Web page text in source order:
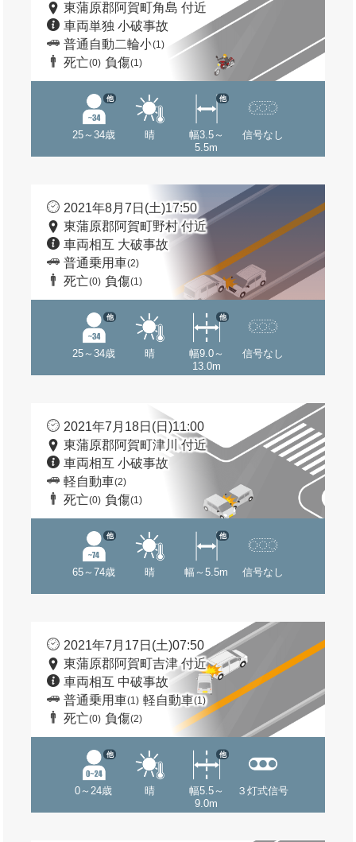
東蒲原郡阿賀町角島 付近
車両単独 小破事故
普通自動二輪小(1)
死亡(0) 負傷(1)
25～34歳
他
晴
幅3.5～
5.5m
他
信号なし
2021年8月7日(土)17:50
東蒲原郡阿賀町野村 付近
車両相互 大破事故
普通乗用車(2)
死亡(0) 負傷(1)
25～34歳
他
晴
幅9.0～
13.0m
他
信号なし
2021年7月18日(日)11:00
東蒲原郡阿賀町津川 付近
車両相互 小破事故
軽自動車(2)
死亡(0) 負傷(1)
65～74歳
他
晴 幅～5.5m
他
信号なし
2021年7月17日(土)07:50
東蒲原郡阿賀町吉津 付近
車両相互 中破事故
普通乗用車(1) 軽自動車(1)
死亡(0) 負傷(2)
0～24歳
他
晴
幅5.5～
9.0m
他
３灯式信号